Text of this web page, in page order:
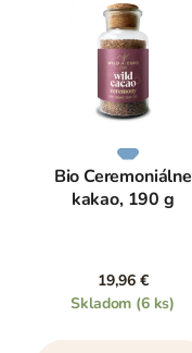
Bio Ceremoniálne
kakao, 190 g
19,96 €
Skladom (6 ks)